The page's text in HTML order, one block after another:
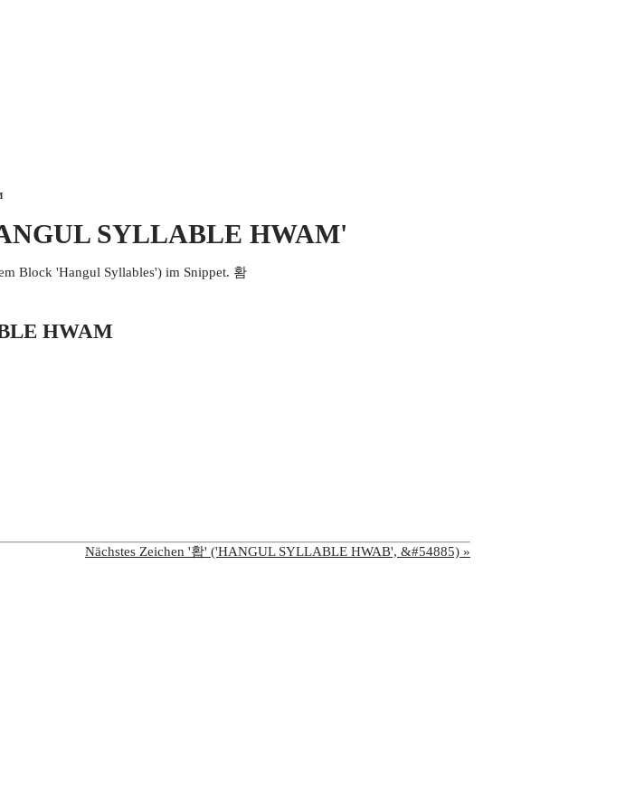
SYLLABLE HWAM'
Block 'Hangul Syllables') im Snippet. 홤
HWAM
Nächstes Zeichen '홥' ('HANGUL SYLLABLE HWAB', &#54885) »